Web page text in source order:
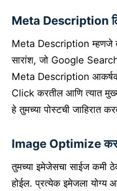
Meta Description
Meta Description म्हणजे
सारांश, जो Google
Meta Description आकर्षक
Click करतील आणि त्यात
हे तुमच्या पोस्टची जाहिरात
Image Optimize
तुमच्या इमेजेसचा साईज कमी
होईल. प्रत्येक इमेजला योग्य